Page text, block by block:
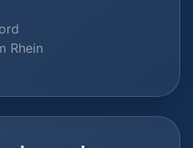
Rhein